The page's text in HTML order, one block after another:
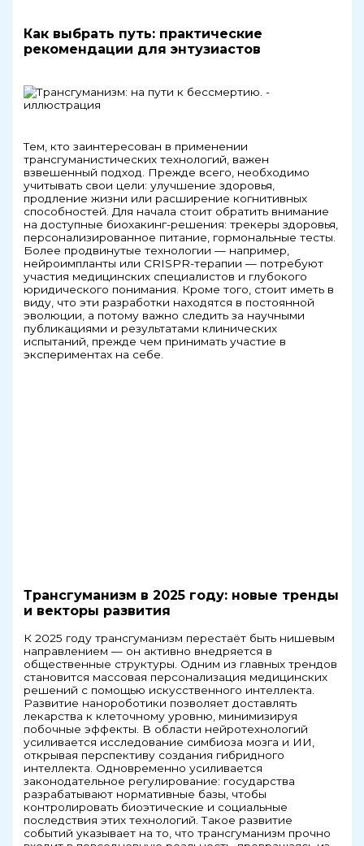
Как выбрать путь: практические
рекомендации для энтузиастов
Тем, кто заинтересован в применении
трансгуманистических технологий, важен
взвешенный подход. Прежде всего, необходимо
учитывать свои цели: улучшение здоровья,
продление жизни или расширение когнитивных
способностей. Для начала стоит обратить внимание
на доступные биохакинг-решения: трекеры здоровья,
персонализированное питание, гормональные тесты.
Более продвинутые технологии — например,
нейроимпланты или CRISPR-терапии — потребуют
участия медицинских специалистов и глубокого
юридического понимания. Кроме того, стоит иметь в
виду, что эти разработки находятся в постоянной
эволюции, а потому важно следить за научными
публикациями и результатами клинических
испытаний, прежде чем принимать участие в
экспериментах на себе.
Трансгуманизм в 2025 году: новые тренды
и векторы развития
К 2025 году трансгуманизм перестаёт быть нишевым
направлением — он активно внедряется в
общественные структуры. Одним из главных трендов
становится массовая персонализация медицинских
решений с помощью искусственного интеллекта.
Развитие нанороботики позволяет доставлять
лекарства к клеточному уровню, минимизируя
побочные эффекты. В области нейротехнологий
усиливается исследование симбиоза мозга и ИИ,
открывая перспективу создания гибридного
интеллекта. Одновременно усиливается
законодательное регулирование: государства
разрабатывают нормативные базы, чтобы
контролировать биоэтические и социальные
последствия этих технологий. Такое развитие
событий указывает на то, что трансгуманизм прочно